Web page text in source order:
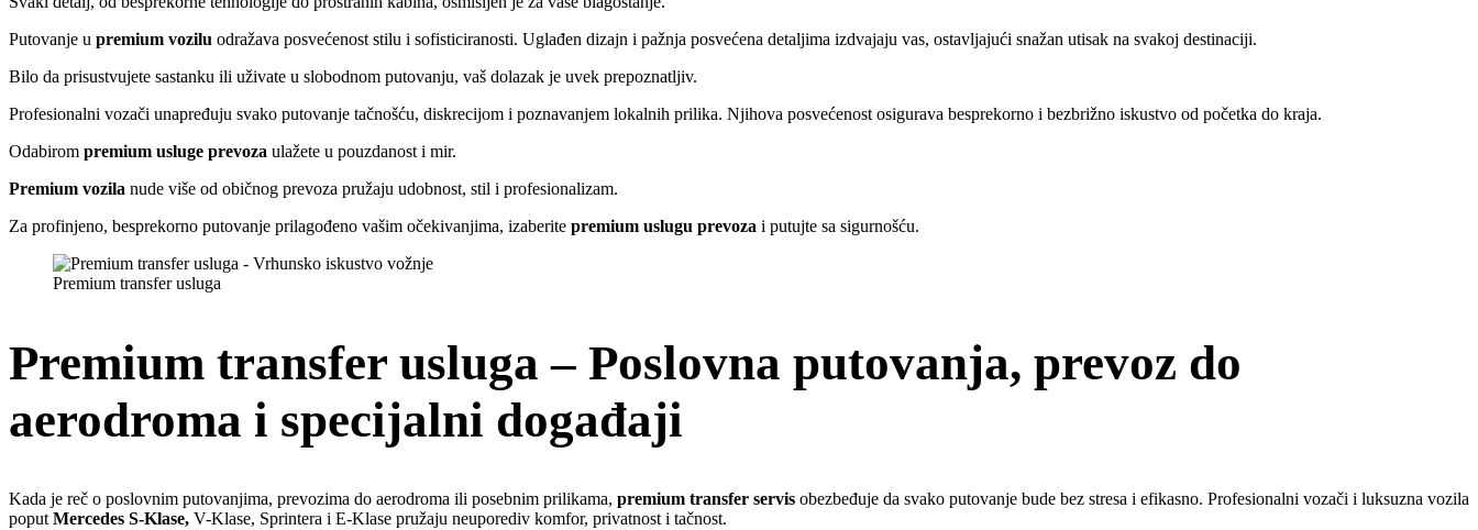
Putovanje u premium vozilu odražava posvećenost stilu i sofisticiranosti. Uglađen dizajn i pažnja posvećena detaljima izdvajaju vas, ostavljajući snažan utisak na svakoj destinaciji.
Bilo da prisustvujete sastanku ili uživate u slobodnom putovanju, vaš dolazak je uvek prepoznatljiv.
Profesionalni vozači unapređuju svako putovanje tačnošću, diskrecijom i poznavanjem lokalnih prilika. Njihova posvećenost osigurava besprekorno i bezbrižno iskustvo od početka do kraja.
Odabirom premium usluge prevoza ulažete u pouzdanost i mir.
Premium vozila nude više od običnog prevoza pružaju udobnost, stil i profesionalizam.
Za profinjeno, besprekorno putovanje prilagođeno vašim očekivanjima, izaberite premium uslugu prevoza i putujte sa sigurnošću.
Premium transfer usluga
Premium transfer usluga – Poslovna putovanja, prevoz do
aerodroma i specijalni događaji
Kada je reč o poslovnim putovanjima, prevozima do aerodroma ili posebnim prilikama, premium transfer servis obezbeđuje da svako putovanje bude bez stresa i efikasno. Profesionalni vozači i luksuzna vozila
poput Mercedes S-Klase, V-Klase, Sprintera i E-Klase pružaju neuporediv komfor, privatnost i tačnost.